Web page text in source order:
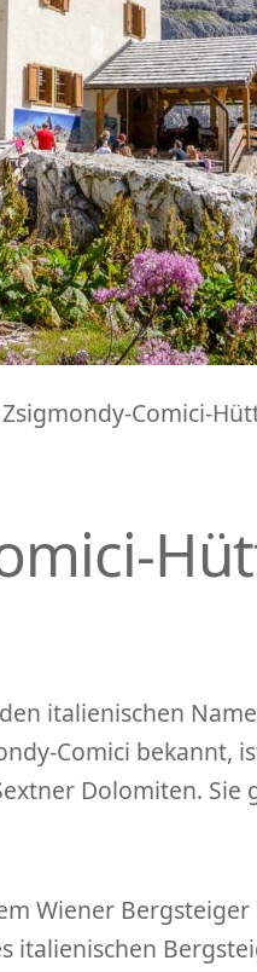
Comici-
italienischen
Comici bekannt,
Dolomiten. Sie
Wiener Bergsteiger
italienischen